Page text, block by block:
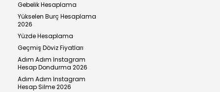
Gebelik Hesaplama
Yükselen Burç Hesaplama
2026
Yüzde Hesaplama
Geçmiş Döviz Fiyatları
Adım Adım Instagram
Hesap Dondurma 2026
Adım Adım Instagram
Hesap Silme 2026